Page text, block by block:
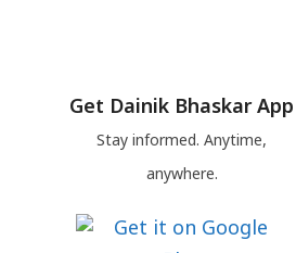
Get Dainik Bhaskar App
Stay informed. Anytime,
anywhere.